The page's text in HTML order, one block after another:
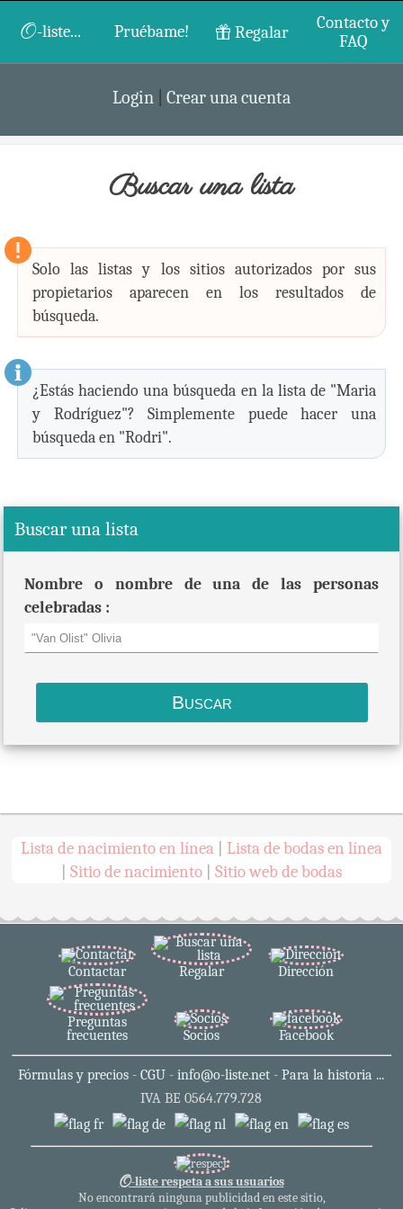
O-liste... Pruébame! Regalar
Contacto y
FAQ
Login Crear una cuenta
Buscar una lista
Solo las listas y los sitios autorizados por sus
propietarios aparecen en los resultados de
búsqueda.
¿Estás haciendo una búsqueda en la lista de "Maria
y Rodríguez"? Simplemente puede hacer una
búsqueda en "Rodri".
Buscar una lista
Nombre o nombre de una de las personas
celebradas :
Lista de nacimiento en línea Lista de bodas en línea
Sitio de nacimiento| Sitio web de bodas
Contactar Regalar Dirección
Preguntas
frecuentes
Socios Facebook
Fórmulas y precios -CGU -info@o-liste.net -Para la historia ...
IVA BE 0564.779.728
O-liste respeta a sus usuarios
No encontrará ninguna publicidad en este sitio,